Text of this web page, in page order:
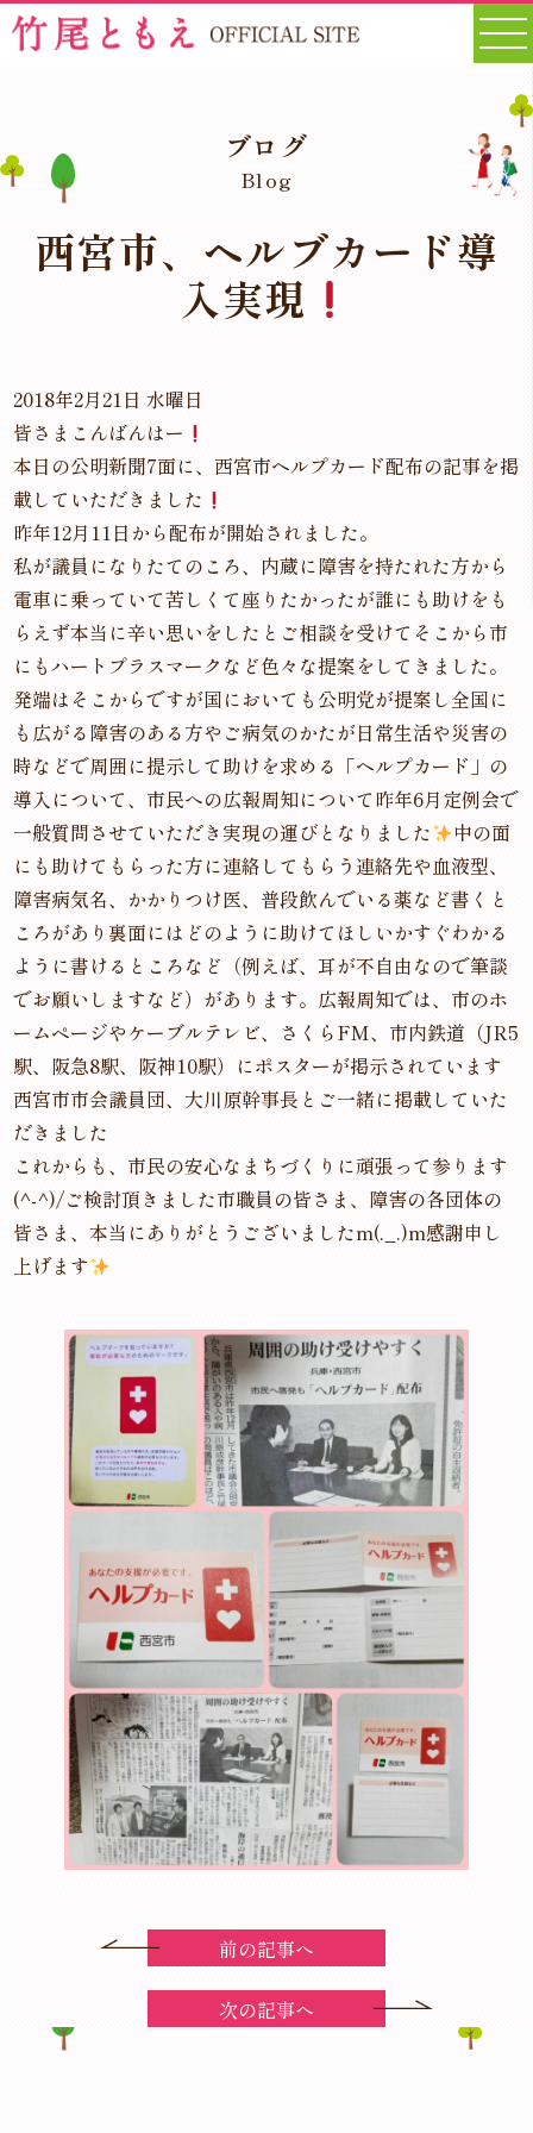
ブログ
Blog
西宮市、ヘルブカード導
入実現
2018年2月21日 水曜日
皆さまこんばんはー
本日の公明新聞7面に、西宮市ヘルプカード配布の記事を掲
載していただきました
昨年12月11日から配布が開始されました。
私が議員になりたてのころ、内蔵に障害を持たれた方から
電車に乗っていて苦しくて座りたかったが誰にも助けをも
らえず本当に辛い思いをしたとご相談を受けてそこから市
にもハートプラスマークなど色々な提案をしてきました。
発端はそこからですが国においても公明党が提案し全国に
も広がる障害のある方やご病気のかたが日常生活や災害の
時などで周囲に提示して助けを求める「ヘルプカード」の
導入について、市民への広報周知について昨年6月定例会で
一般質問させていただき実現の運びとなりました
中の面
にも助けてもらった方に連絡してもらう連絡先や血液型、
障害病気名、かかりつけ医、普段飲んでいる薬など書くと
ころがあり裏面にはどのように助けてほしいかすぐわかる
ように書けるところなど（例えば、耳が不自由なので筆談
でお願いしますなど）があります。広報周知では、市のホ
ームページやケーブルテレビ、さくらFM、市内鉄道（JR5
駅、阪急8駅、阪神10駅）にポスターが掲示されています
西宮市市会議員団、大川原幹事長とご一緒に掲載していた
だきました
これからも、市民の安心なまちづくりに頑張って参ります
(^-^)/ご検討頂きました市職員の皆さま、障害の各団体の
皆さま、本当にありがとうございましたm(._.)m感謝申し
上げます
前の記事へ
次の記事へ